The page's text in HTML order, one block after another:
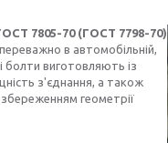
7805-70 (ГОСТ 7798-70)
в автомобільній,
болти виготовляють із
з'єднання, а також
геометрії